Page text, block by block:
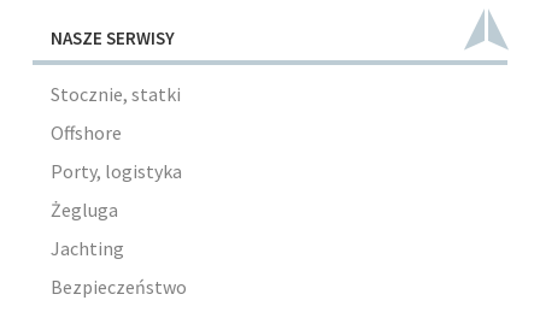
NASZE SERWISY
Stocznie, statki
Offshore
Porty, logistyka
Żegluga
Jachting
Bezpieczeństwo